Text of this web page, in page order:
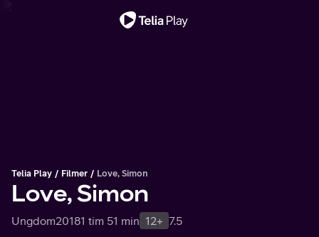
Telia Play Filmer Love, Simon
Love, Simon
Ungdom20181 tim 51 min 12+ 7.5